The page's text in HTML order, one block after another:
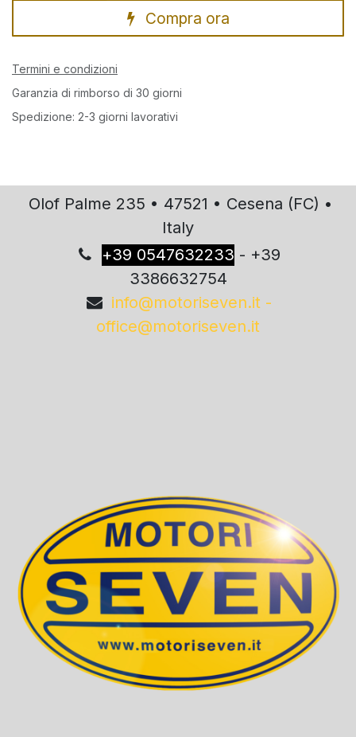
Compra ora
Termini e condizioni
Garanzia di rimborso di 30 giorni
Spedizione: 2-3 giorni lavorativi
Olof Palme 235 • 47521 • Cesena (FC) •
Italy
+39 0547632233 - +39
3386632754
info@motoriseven.it -
office@motoriseven.it